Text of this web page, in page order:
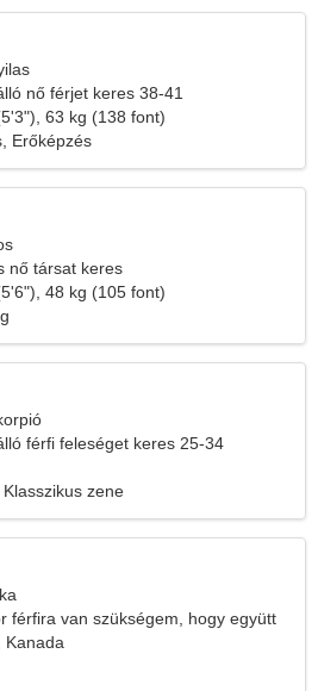
nő férjet keres 38-41
63 kg (138 font)
Erőképzés
nő társat keres
48 kg (105 font)
férfi feleséget keres 25-34
zene
férfira van szükségem, hogy együtt
Kanada